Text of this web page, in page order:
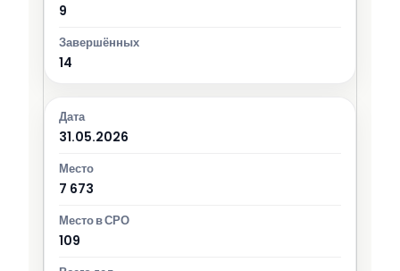
9
14
31.05.2026
7 673
109